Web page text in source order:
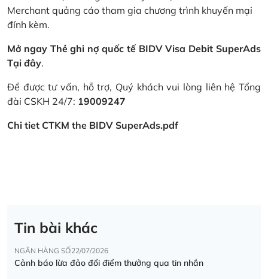
Merchant quảng cáo tham gia chương trình khuyến mại
đính kèm.
Mở ngay Thẻ ghi nợ quốc tế BIDV Visa Debit SuperAds
Tại đây.
Để được tư vấn, hỗ trợ, Quý khách vui lòng liên hệ Tổng
đài CSKH 24/7: 19009247
Chi tiet CTKM the BIDV SuperAds.pdf
Tin bài khác
NGÂN HÀNG SỐ22/07/2026
Cảnh báo lừa đảo đổi điểm thưởng qua tin nhắn